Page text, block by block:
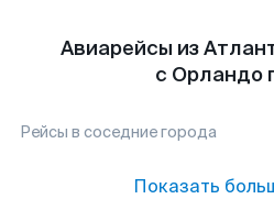
Авиарейсы из
с Орландо
Рейсы в соседние города
Показать